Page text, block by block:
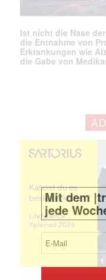
Ist nicht die Nase
die Entnahme von
Erkrankungen wie
die Gabe von